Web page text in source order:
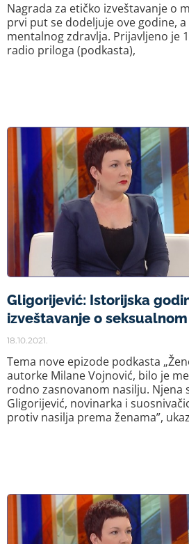
Nagrada za etičko izveštavanje o
prvi put se dodeljuje ove godine, a
mentalnog zdravlja. Prijavljeno je
radio priloga (podkasta),
Gligorijević: Istorijska
izveštavanje o
18.10.2021.
Tema nove epizode podkasta
autorke Milane Vojnović, bilo je
rodno zasnovanom nasilju. Njena
Gligorijević, novinarka i
protiv nasilja prema ženama”,